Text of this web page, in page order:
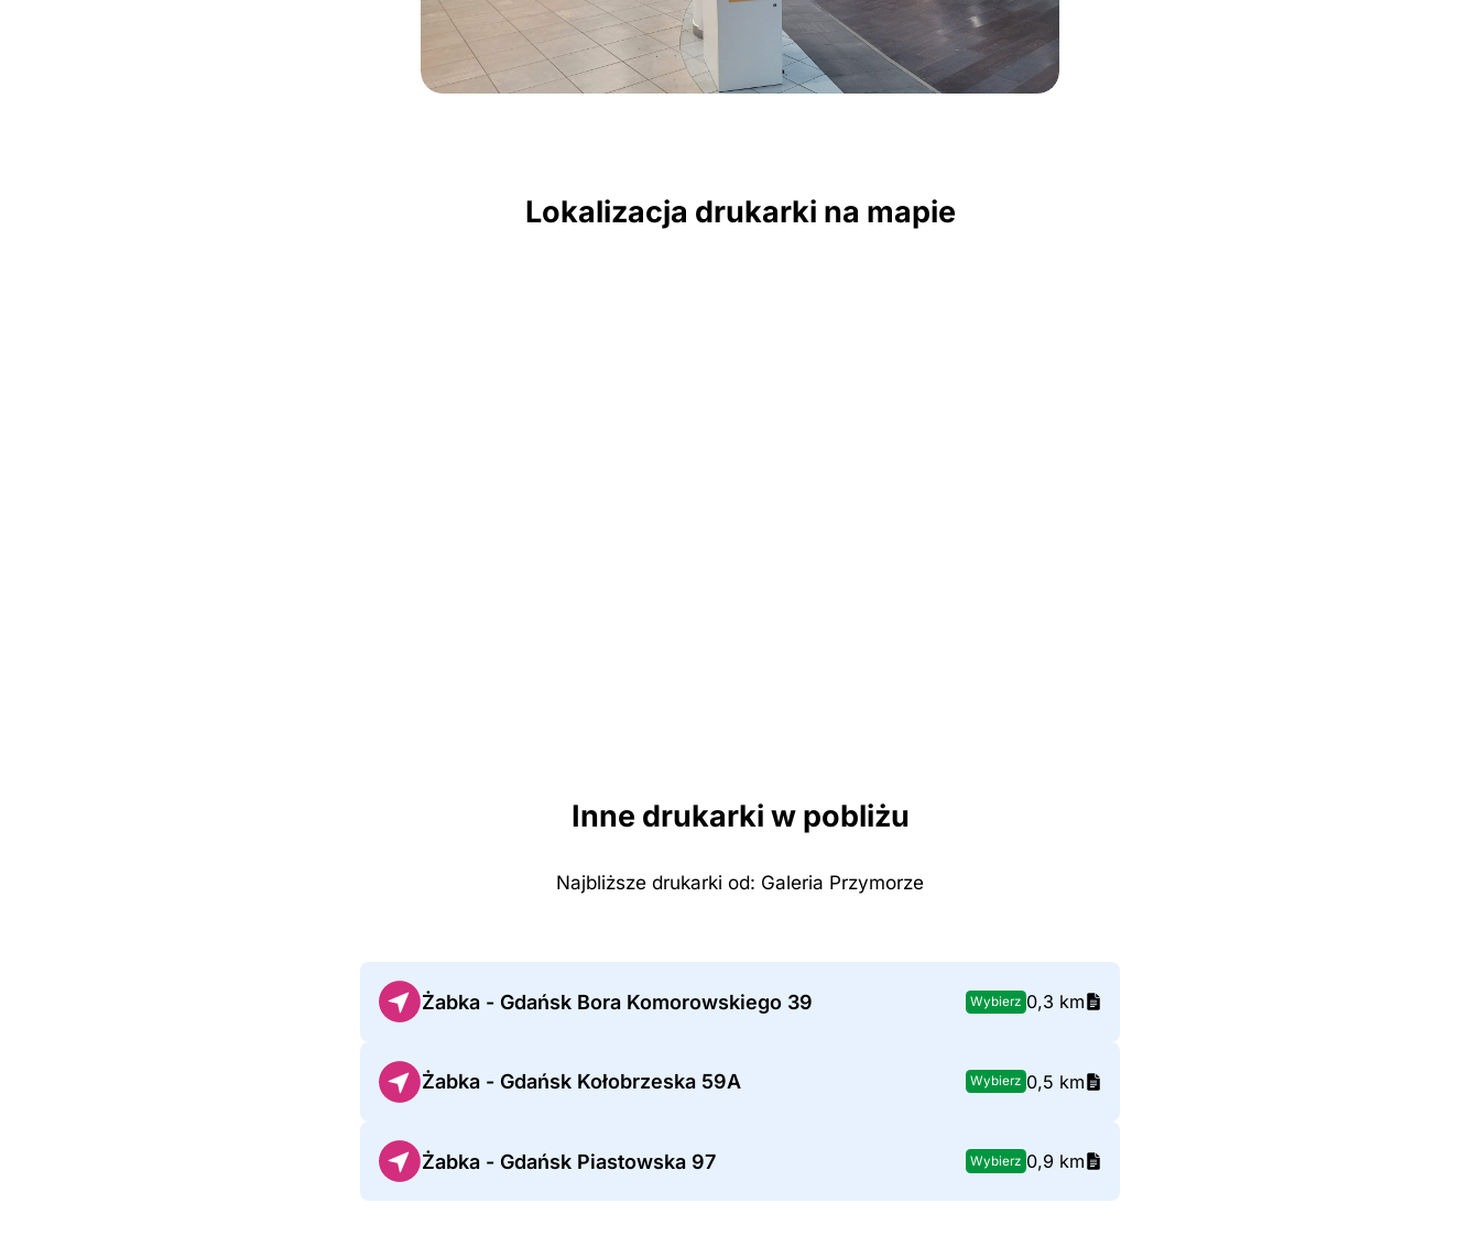
Lokalizacja drukarki na mapie
Inne drukarki w pobliżu
Najbliższe drukarki od: Galeria Przymorze
Żabka - Gdańsk Bora Komorowskiego 39 Wybierz 0,3 km
Żabka - Gdańsk Kołobrzeska 59A Wybierz 0,5 km
Żabka - Gdańsk Piastowska 97 Wybierz 0,9 km